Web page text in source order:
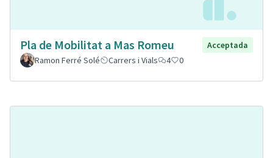
Pla de Mobilitat a Mas Romeu
Acceptada
Ramon Ferré Solé
Carrers i Vials 4 0